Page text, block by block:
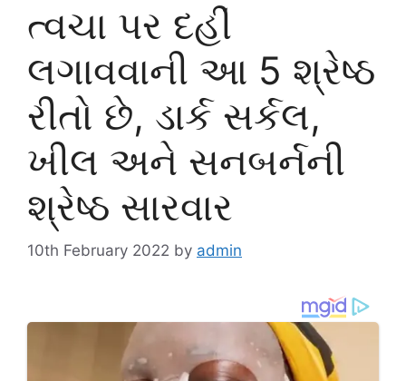
ત્વચા પર દહીં
લગાવવાની આ 5 શ્રેષ્ઠ
રીતો છે, ડાર્ક સર્કલ,
ખીલ અને સનબર્નની
શ્રેષ્ઠ સારવાર
10th February 2022 by admin